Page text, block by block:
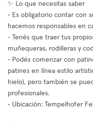
✨ Lo que necesitas saber
• Es obligatorio contar con
hacemos responsables en
• Tenés que traer tus
muñequeras, rodilleras y
• Podés comenzar con
patines en línea estilo
hielo), pero también se
profesionales.
• Ubicación: Tempelhofer